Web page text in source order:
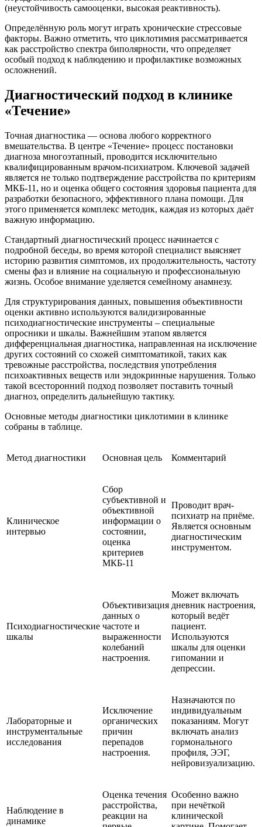
(неустойчивость самооценки, высокая реактивность).
Определённую роль могут играть хронические стрессовые
факторы. Важно отметить, что циклотимия рассматривается
как расстройство спектра биполярности, что определяет
особый подход к наблюдению и профилактике возможных
осложнений.
Диагностический подход в клинике
«Течение»
Точная диагностика — основа любого корректного
вмешательства. В центре «Течение» процесс постановки
диагноза многоэтапный, проводится исключительно
квалифицированным врачом-психиатром. Ключевой задачей
является не только подтверждение расстройства по критериям
МКБ-11, но и оценка общего состояния здоровья пациента для
разработки безопасного, эффективного плана помощи. Для
этого применяется комплекс методик, каждая из которых даёт
важную информацию.
Стандартный диагностический процесс начинается с
подробной беседы, во время которой специалист выясняет
историю развития симптомов, их продолжительность, частоту
смены фаз и влияние на социальную и профессиональную
жизнь. Особое внимание уделяется семейному анамнезу.
Для структурирования данных, повышения объективности
оценки активно используются валидизированные
психодиагностические инструменты – специальные
опросники и шкалы. Важнейшим этапом является
дифференциальная диагностика, направленная на исключение
других состояний со схожей симптоматикой, таких как
тревожные расстройства, последствия употребления
психоактивных веществ или эндокринные нарушения. Только
такой всесторонний подход позволяет поставить точный
диагноз, определить дальнейшую тактику.
Основные методы диагностики циклотимии в клинике
собраны в таблице.
Метод диагностики Основная цель Комментарий
Клиническое
интервью
Сбор
субъективной и
объективной
информации о
состоянии,
оценка
критериев
МКБ-11
Проводит врач-
психиатр на приёме.
Является основным
диагностическим
инструментом.
Психодиагностические
шкалы
Объективизация
данных о
частоте и
выраженности
колебаний
настроения.
Может включать
дневник настроения,
который ведёт
пациент.
Используются
шкалы для оценки
гипомании и
депрессии.
Лабораторные и
инструментальные
исследования
Исключение
органических
причин
перепадов
настроения.
Назначаются по
индивидуальным
показаниям. Могут
включать анализ
гормонального
профиля, ЭЭГ,
нейровизуализацию.
Наблюдение в
динамике
Оценка течения
расстройства,
реакции на
Особенно важно
при нечёткой
клинической